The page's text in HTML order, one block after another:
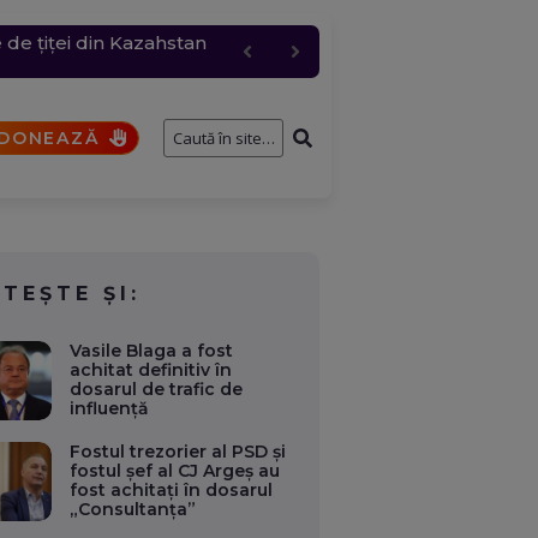
țiței din Kazahstan
gazoduct. Aparatul nu
rafale de peste 80
de patru ani, au
întâmplă cu cererile și
ȘI:
Vasile Blaga a fost
achitat definitiv în
dosarul de trafic de
influență
Fostul trezorier al PSD și
fostul șef al CJ Argeș au
fost achitați în dosarul
„Consultanța”